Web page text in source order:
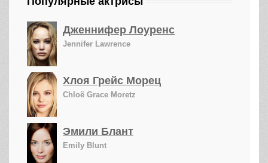
Дженнифер Лоуренс
Jennifer Lawrence
Хлоя Грейс Морец
Chloë Grace Moretz
Эмили Блант
Emily Blunt